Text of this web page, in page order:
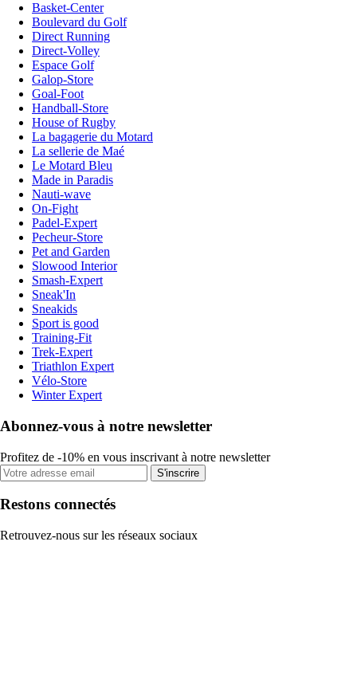
Basket-Center
Boulevard du Golf
Direct Running
Direct-Volley
Espace Golf
Galop-Store
Goal-Foot
Handball-Store
House of Rugby
La bagagerie du Motard
La sellerie de Maé
Le Motard Bleu
Made in Paradis
Nauti-wave
On-Fight
Padel-Expert
Pecheur-Store
Pet and Garden
Slowood Interior
Smash-Expert
Sneak'In
Sneakids
Sport is good
Training-Fit
Trek-Expert
Triathlon Expert
Vélo-Store
Winter Expert
Abonnez-vous à notre newsletter
Profitez de -10% en vous inscrivant à notre newsletter
S'inscrire
Restons connectés
Retrouvez-nous sur les réseaux sociaux